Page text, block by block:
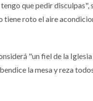
que pedir disculpas",
roto el aire
"un fiel de la
la mesa y reza